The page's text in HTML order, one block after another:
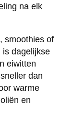
na elk
smoothies of
is dagelijkse
eiwitten
dan
warme
en